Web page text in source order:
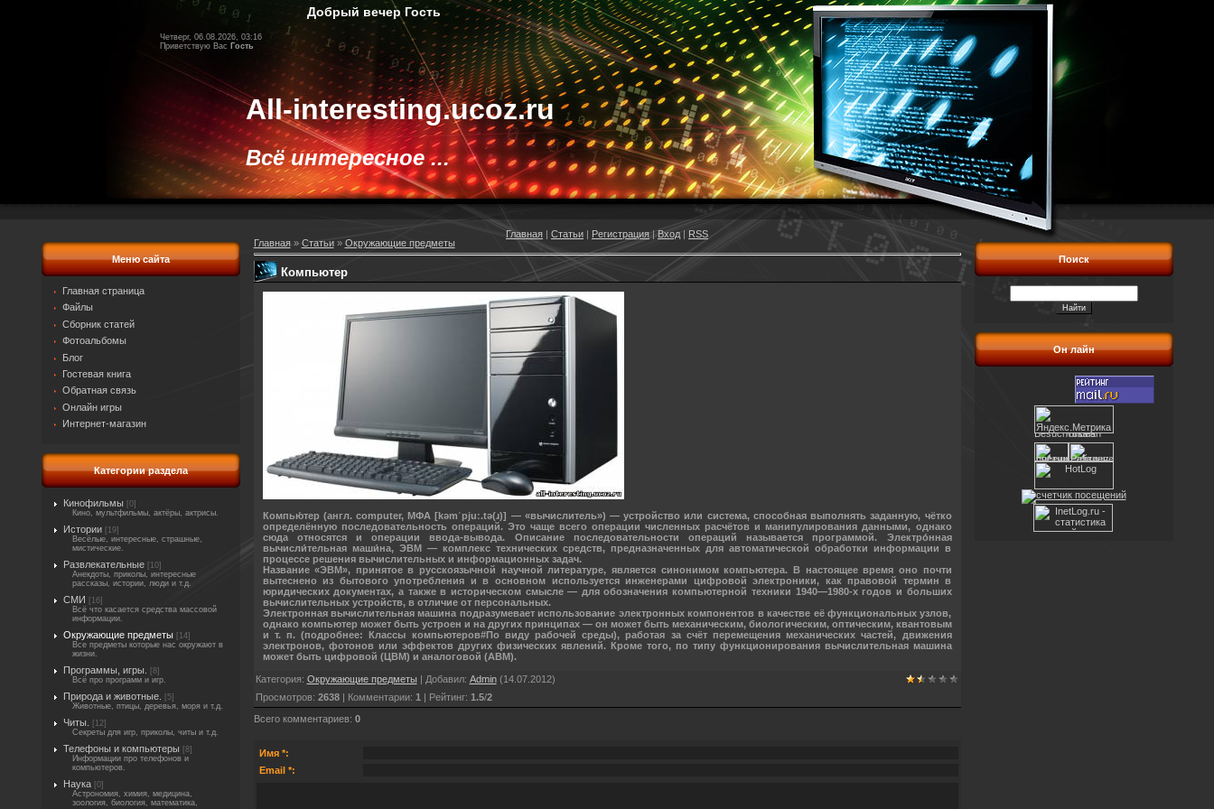
Добрый вечер Гость
Четверг, 06.08.2026, 03:16
Приветствую Вас Гость
All-interesting.ucoz.ru
Всё интересное ...
Главная | Статьи | Регистрация|Вход | RSS
Меню сайта
Главная страница
Файлы
Сборник статей
Фотоальбомы
Блог
Гостевая книга
Обратная связь
Онлайн игры
Интернет-магазин
Категории раздела
Кинофильмы
[0]
Кино, мультфильмы, актёры, актрисы.
Истории
[19]
Весёлые, интересные, страшные,
мистические.
Развлекательные
[10]
Анекдоты, приколы, интересные
рассказы, истории, люди и т.д.
СМИ
[16]
Всё что касается средства массовой
информации.
Окружающие предметы
[14]
Все предметы которые нас окружают в
жизни.
Программы, игры.
[8]
Всё про программ и игр.
Природа и животные.
[5]
Животные, птицы, деревья, моря и т.д.
Читы.
[12]
Секреты для игр, приколы, читы и т.д.
Телефоны и компьютеры
[8]
Информации про телефонов и
компьютеров.
Наука
[0]
Астрономия, химия, медицина,
зоология, биология, математика,
Главная» Статьи» Окружающие предметы
Компьютер
Компью́тер (англ. computer, МФА [kəmˈpjuː.tə(ɹ)] — «вычислитель») — устройство или система, способная выполнять заданную, чётко
определённую последовательность операций. Это чаще всего операции численных расчётов и манипулирования данными, однако
сюда относятся и операции ввода-вывода. Описание последовательности операций называется программой. Электро́нная
вычисли́тельная маши́на, ЭВМ — комплекс технических средств, предназначенных для автоматической обработки информации в
процессе решения вычислительных и информационных задач.
Название «ЭВМ», принятое в русскоязычной научной литературе, является синонимом компьютера. В настоящее время оно почти
вытеснено из бытового употребления и в основном используется инженерами цифровой электроники, как правовой термин в
юридических документах, а также в историческом смысле — для обозначения компьютерной техники 1940—1980-х годов и больших
вычислительных устройств, в отличие от персональных.
Электронная вычислительная машина подразумевает использование электронных компонентов в качестве её функциональных узлов,
однако компьютер может быть устроен и на других принципах — он может быть механическим, биологическим, оптическим, квантовым
и т. п. (подробнее: Классы компьютеров#По виду рабочей среды), работая за счёт перемещения механических частей, движения
электронов, фотонов или эффектов других физических явлений. Кроме того, по типу функционирования вычислительная машина
может быть цифровой (ЦВМ) и аналоговой (АВМ).
Категория: Окружающие предметы | Добавил: Admin(14.07.2012)
Просмотров: 2638| Комментарии: 1 | Рейтинг: 1.5/2
Всего комментариев: 0
Имя *:
Email *:
Поиск
Он лайн